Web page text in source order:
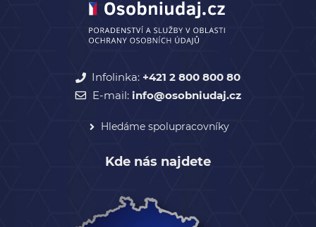
Infolinka: +421 2 800 800 80
E-mail: info@osobniudaj.cz
Hledáme spolupracovníky
Kde nás najdete